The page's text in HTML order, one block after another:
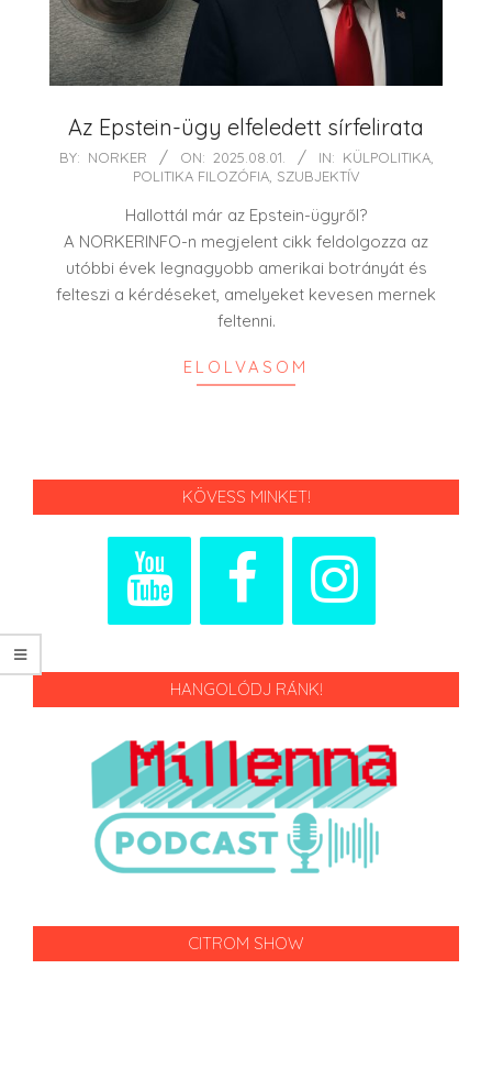
Az Epstein-ügy elfeledett sírfelirata
2025-
BY: NORKER ON: 2025.08.01. IN: KÜLPOLITIKA,
POLITIKA FILOZÓFIA, SZUBJEKTÍV
Hallottál már az Epstein-ügyről?
A NORKERINFO-n megjelent cikk feldolgozza az
utóbbi évek legnagyobb amerikai botrányát és
felteszi a kérdéseket, amelyeket kevesen mernek
feltenni.
ELOLVASOM
KÖVESS MINKET!
HANGOLÓDJ RÁNK!
CITROM SHOW